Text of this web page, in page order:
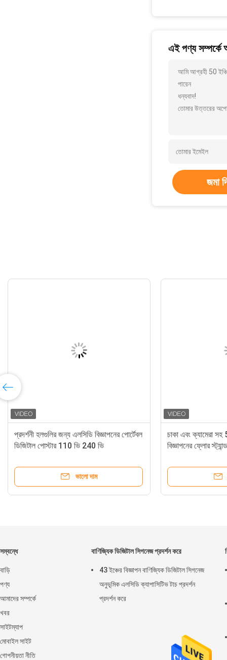
এই পণ্য সম্পর্কে
আমি আগ্রহী 50 ইঞ্চি
পারেন
ধন্যবাদ!
তোমার উত্তরের
জমা
প্রদর্শনী হলগুলির জন্য এলসিডি বিজ্ঞাপনের পোর্টেবল
ডিজিটাল পোস্টার 110 ভি 240 ভি
ভালো দাম
চাকা এবং ক্যামেরা
বিজ্ঞাপনের ফ্লোর
সম্বন্ধে
বাড়ি
পণ্য
আমাদের সম্পর্কে
খবর
সাইটম্যাপ
মোবাইল সাইট
গোপনীয়তা নীতি
বাণিজ্যিক ডিজিটাল সিগনেজ প্রদর্শন করে
43 ইঞ্চের বিজ্ঞাপন বাণিজ্যিক ডিজিটাল সিগনেজ
অনুভূমিক এলসিডি ক্যাপাসিটিভ টাচ প্রদর্শন
প্রদর্শন করে